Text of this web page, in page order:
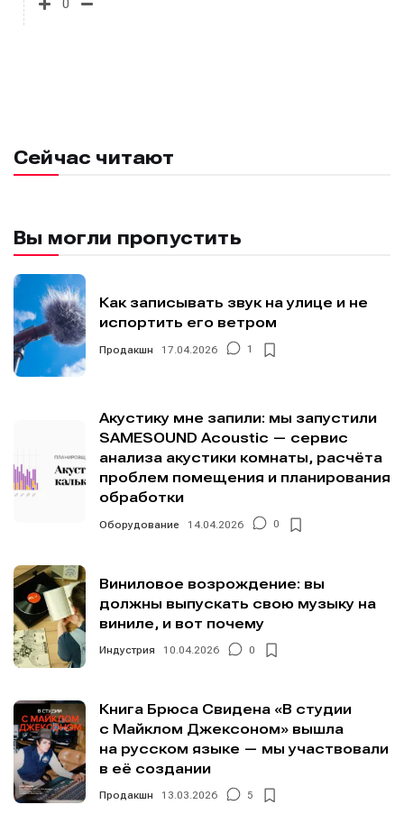
0
Сейчас читают
Вы могли пропустить
Как записывать звук на улице и не
испортить его ветром
Продакшн 17.04.2026 1
Акустику мне запили: мы запустили
SAMESOUND Acoustic — сервис
анализа акустики комнаты, расчёта
проблем помещения и планирования
обработки
Оборудование 14.04.2026 0
Виниловое возрождение: вы
должны выпускать свою музыку на
виниле, и вот почему
Индустрия 10.04.2026 0
Книга Брюса Свидена «В студии
с Майклом Джексоном» вышла
на русском языке — мы участвовали
в её создании
Продакшн 13.03.2026 5